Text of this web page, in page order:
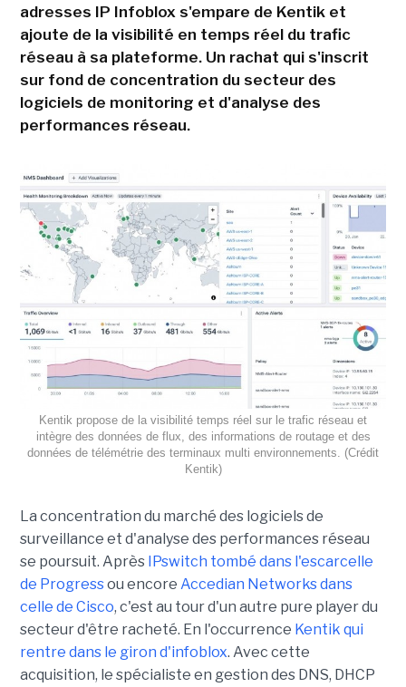
adresses IP Infoblox s'empare de Kentik et
ajoute de la visibilité en temps réel du trafic
réseau à sa plateforme. Un rachat qui s'inscrit
sur fond de concentration du secteur des
logiciels de monitoring et d'analyse des
performances réseau.
Kentik propose de la visibilité temps réel sur le trafic réseau et
intègre des données de flux, des informations de routage et des
données de télémétrie des terminaux multi environnements. (Crédit
Kentik)
La concentration du marché des logiciels de
surveillance et d'analyse des performances réseau
se poursuit. Après IPswitch tombé dans l'escarcelle
de Progressou encore Accedian Networks dans
celle de Cisco, c'est au tour d'un autre pure player du
secteur d'être racheté. En l'occurrence Kentik qui
rentre dans le giron d'infoblox. Avec cette
acquisition, le spécialiste en gestion des DNS, DHCP